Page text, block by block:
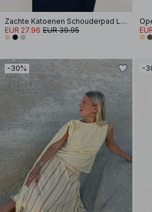
Zachte Katoenen Schouderpad Lange Mouwen T-shirt
EUR 27.96 EUR 39.95
-30% -